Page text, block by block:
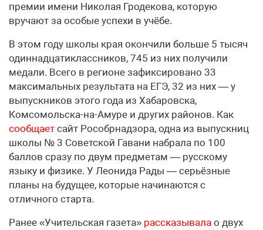
премии имени Николая Гродекова, которую
вручают за особые успехи в учёбе.
В этом году школы края окончили больше 5 тысяч
одиннадцатиклассников, 745 из них получили
медали. Всего в регионе зафиксировано 33
максимальных результата на ЕГЭ, 32 из них — у
выпускников этого года из Хабаровска,
Комсомольска-на-Амуре и других районов. Как
сообщает сайт Рособрнадзора, одна из выпускниц
школы № 3 Советской Гавани набрала по 100
баллов сразу по двум предметам — русскому
языку и физике. У Леонида Рады — серьёзные
планы на будущее, которые начинаются с
отличного старта.
Ранее «Учительская газета» рассказывала о двух